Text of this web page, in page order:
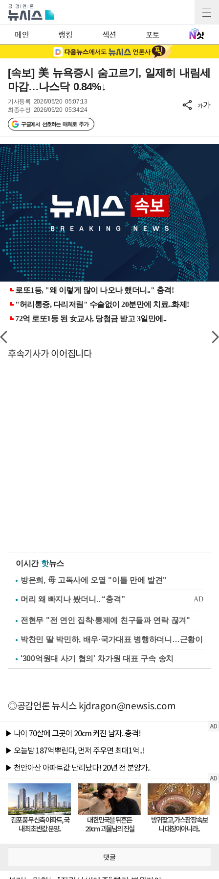
메인 랭킹 섹션 포토
[속보] 美 뉴욕증시 숨고르기, 일제히 내림세
마감…나스닥 0.84%↓
기사등록 2026/05/20 05:07:13
최종수정 2026/05/20 05:34:24
구글에서 선호하는 매체로 추가
가가
후속기사가 이어집니다
이시간 핫뉴스
방은희, 母 고독사에 오열 "이틀 만에 발견"
전현무 "전 연인 집착·통제에 친구들과 연락 끊겨"
박찬민 딸 박민하, 배우·국가대표 병행하더니…근황이
'300억원대 사기 혐의' 차가원 대표 구속 송치
◎공감언론 뉴시스kjdragon@newsis.com
댓글